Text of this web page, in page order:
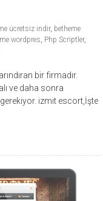
ücretsiz indir, betheme
wordpres, Php Scriptler,
bir firmadır.
ve daha sonra
izmit escort,İşte